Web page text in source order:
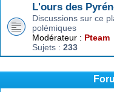
L'ours des
Discussions sur ce
polémiques
Modérateur : Pteam
Sujets : 233